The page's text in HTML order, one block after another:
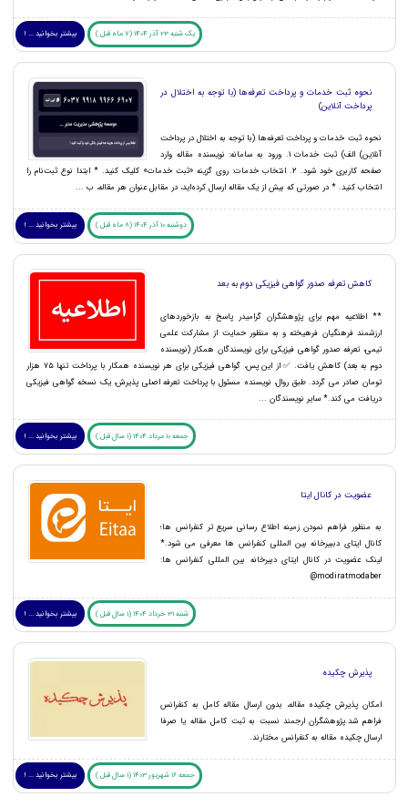
یک شنبه 23 آذر 1404 (7 ماه قبل ) بیشتر بخوانید ... !
نحوه ثبت خدمات و پرداخت تعرفه‌ها (با توجه به اختلال در
پرداخت آنلاین)
نحوه ثبت خدمات و پرداخت تعرفه‌ها (با توجه به اختلال در پرداخت
آنلاین) الف) ثبت خدمات 1. ورود به سامانه: نویسنده مقاله وارد
صفحه کاربری خود شود. 2. انتخاب خدمات: روی گزینه «ثبت خدمات» کلیک کنید. * ابتدا نوع ثبت‌نام را
انتخاب کنید. * در صورتی که بیش از یک مقاله ارسال کرده‌اید، در مقابل عنوان هر مقاله، ب ...
دوشنبه 10 آذر 1404 (8 ماه قبل ) بیشتر بخوانید ... !
کاهش تعرفه صدور گواهی فیزیکی دوم به بعد
** اطلاعیه مهم برای پژوهشگران گرامیدر پاسخ به بازخوردهای
ارزشمند فرهنگیان فرهیخته و به منظور حمایت از مشارکت علمی
تیمی، تعرفه صدور گواهی فیزیکی برای نویسندگان همکار (نویسنده
دوم به بعد) کاهش یافت. ✅ از این پس، گواهی فیزیکی برای هر نویسنده همکار با پرداخت تنها ۷۵ هزار
تومان صادر می گردد. طبق روال، نویسنده مسئول با پرداخت تعرفه اصلی پذیرش، یک نسخه گواهی فیزیکی
دریافت می کند.* سایر نویسندگان ...
جمعه 10 مرداد 1404 (1 سال قبل ) بیشتر بخوانید ... !
عضویت در کانال ایتا
به منظور فراهم نمودن زمینه اطلاع رسانی سریع تر کنفرانس ها؛
کانال ایتای دببیرخانه بین المللی کنفرانس ها معرفی می شود.*
لینک عضویت در کانال ایتای دبیرخانه بین المللی کنفرانس ها:
modiratmodaber@
شنبه 31 خرداد 1404 (1 سال قبل ) بیشتر بخوانید ... !
پذیرش چکیده
امکان پذیرش چکیده مقاله، بدون ارسال مقاله کامل به کنفرانس
فراهم شد.پژوهشگران ارجمند نسبت به ثبت کامل مقاله یا صرفا
ارسال چکیده مقاله به کنفرانس مختارند.
جمعه 16 شهریور 1403 (1 سال قبل ) بیشتر بخوانید ... !